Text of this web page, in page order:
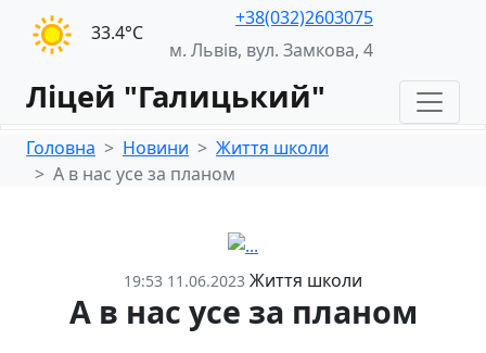
33.4°С
+38(032)2603075
м. Львів, вул. Замкова, 4
Ліцей "Галицький"
Головна Новини
Життя школи
А в нас усе за планом
19:53 11.06.2023 Життя школи
А в нас усе за планом